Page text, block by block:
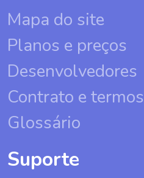
Mapa do site
Planos e preços
Desenvolvedores
Contrato e termos
Glossário
Suporte